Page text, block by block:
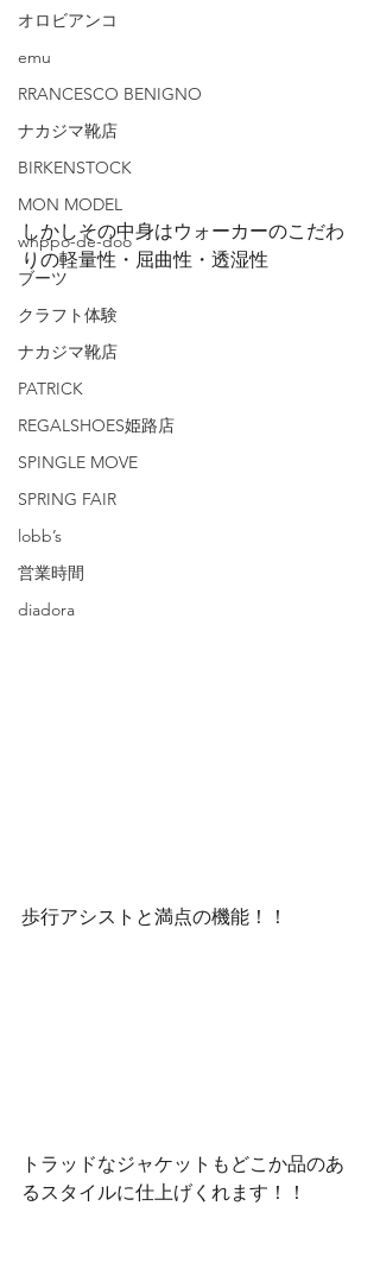
オロビアンコ
emu
RRANCESCO BENIGNO
ナカジマ靴店
BIRKENSTOCK
MON MODEL
whppo-de-doo
ブーツ
クラフト体験
ナカジマ靴店
PATRICK
REGALSHOES姫路店
SPINGLE MOVE
SPRING FAIR
lobb’s
営業時間
diadora
しかしその中身はウォーカーのこだわ
りの軽量性・屈曲性・透湿性
歩行アシストと満点の機能！！
トラッドなジャケットもどこか品のあ
るスタイルに仕上げくれます！！